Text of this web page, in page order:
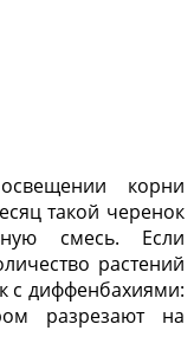
корни
такой черенок
смесь. Если
растений
с диффенбахиями:
разрезают на